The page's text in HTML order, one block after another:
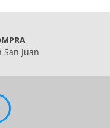
Juan